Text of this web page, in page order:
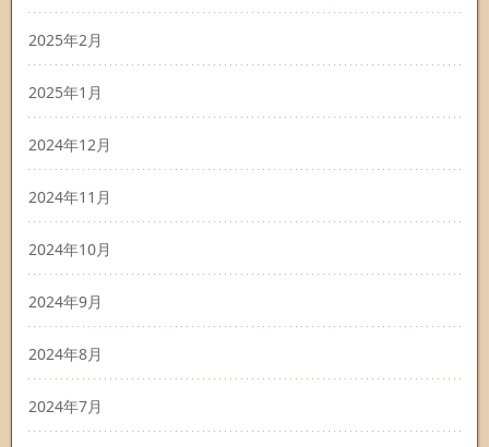
2025年2月
2025年1月
2024年12月
2024年11月
2024年10月
2024年9月
2024年8月
2024年7月